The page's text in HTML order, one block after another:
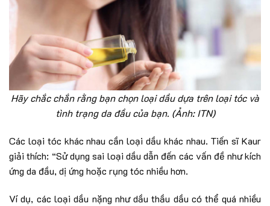
Hãy chắc chắn rằng bạn chọn loại dầu dựa trên loại tóc và
tình trạng da đầu của bạn. (Ảnh: ITN)
Các loại tóc khác nhau cần loại dầu khác nhau. Tiến sĩ Kaur
giải thích: “Sử dụng sai loại dầu dẫn đến các vấn đề như kích
ứng da đầu, dị ứng hoặc rụng tóc nhiều hơn.
Ví dụ, các loại dầu nặng như dầu thầu dầu có thể quá nhiều